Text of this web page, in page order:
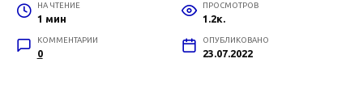
НА ЧТЕНИЕ
1 мин
ПРОСМОТРОВ
1.2к.
КОММЕНТАРИИ
0
ОПУБЛИКОВАНО
23.07.2022